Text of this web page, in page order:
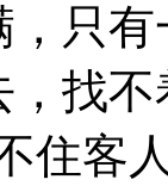
，只
找
住客